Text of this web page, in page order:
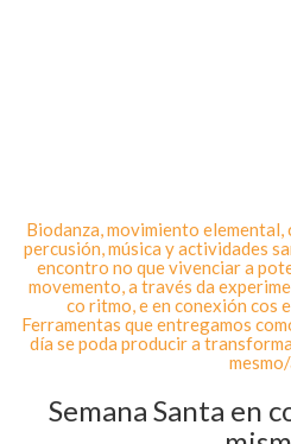
Biodanza, movimiento
percusión, música y actividades
encontro no que vivenciar a
movemento, a través da
co ritmo, e en conexión cos
Ferramentas que entregamos
día se poda producir a
Semana Santa en